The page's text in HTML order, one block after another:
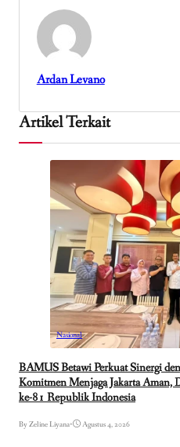
Ardan Levano
Artikel Terkait
Nasional
BAMUS Betawi Perkuat Sinergi
Komitmen Menjaga Jakarta
ke-81 Republik Indonesia
By Zeline Liyana• Agustus 4, 2026